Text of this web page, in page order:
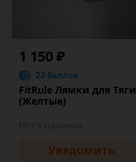
1 150 ₽
23 баллов
FitRule Лямки для Тяги
(Желтые)
Уведомить